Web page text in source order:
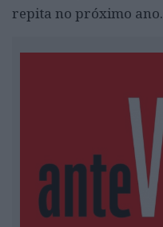
repita no próximo ano.